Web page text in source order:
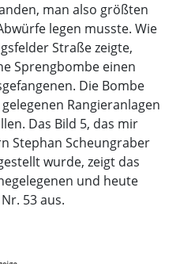
man also größten
legen musste. Wie
Straße zeigte,
Sprengbombe einen
Die Bombe
Rangieranlagen
Das Bild 5, das mir
Stephan Scheungraber
wurde, zeigt das
und heute
53 aus.